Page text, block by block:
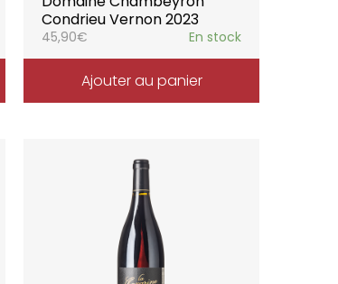
Condrieu Vernon 2023
45,90€ En stock
Ajouter au panier